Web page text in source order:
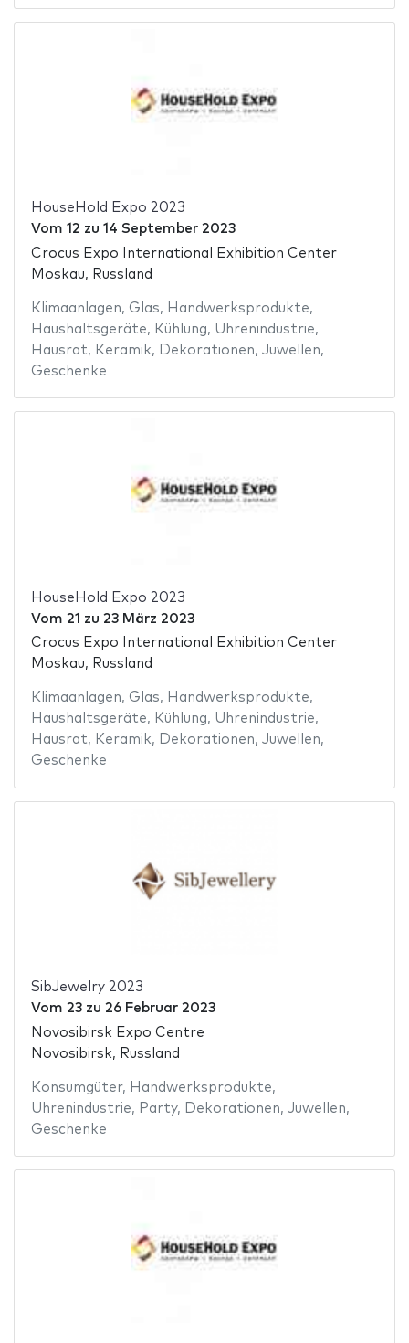
HouseHold Expo 2023
Vom 12 zu 14 September 2023
Crocus Expo International Exhibition Center
Moskau, Russland
Klimaanlagen, Glas, Handwerksprodukte,
Haushaltsgeräte, Kühlung, Uhrenindustrie,
Hausrat, Keramik, Dekorationen, Juwellen,
Geschenke
HouseHold Expo 2023
Vom 21 zu 23 März 2023
Crocus Expo International Exhibition Center
Moskau, Russland
Klimaanlagen, Glas, Handwerksprodukte,
Haushaltsgeräte, Kühlung, Uhrenindustrie,
Hausrat, Keramik, Dekorationen, Juwellen,
Geschenke
SibJewelry 2023
Vom 23zu 26 Februar 2023
Novosibirsk Expo Centre
Novosibirsk, Russland
Konsumgüter, Handwerksprodukte,
Uhrenindustrie, Party, Dekorationen, Juwellen,
Geschenke